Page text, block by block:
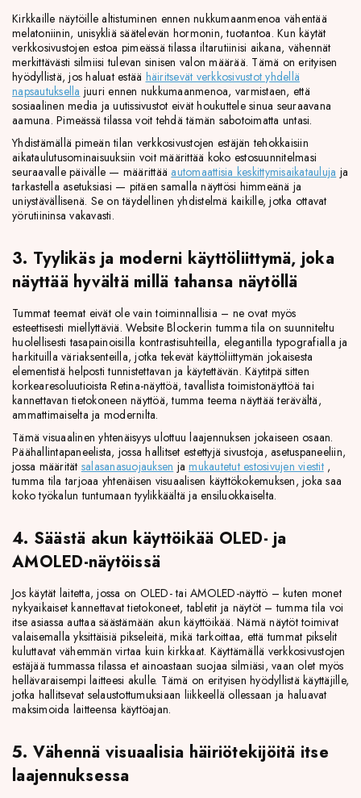
Kirkkaille näytöille altistuminen ennen nukkumaanmenoa vähentää
melatoniinin, unisykliä säätelevän hormonin, tuotantoa. Kun käytät
verkkosivustojen estoa pimeässä tilassa iltarutiinisi aikana, vähennät
merkittävästi silmiisi tulevan sinisen valon määrää. Tämä on erityisen
hyödyllistä, jos haluat estää häiritsevät verkkosivustot yhdellä
napsautuksella juuri ennen nukkumaanmenoa, varmistaen, että
sosiaalinen media ja uutissivustot eivät houkuttele sinua seuraavana
aamuna. Pimeässä tilassa voit tehdä tämän sabotoimatta untasi.
Yhdistämällä pimeän tilan verkkosivustojen estäjän tehokkaisiin
aikataulutusominaisuuksiin voit määrittää koko estosuunnitelmasi
seuraavalle päivälle — määrittää automaattisia keskittymisaikatauluja ja
tarkastella asetuksiasi — pitäen samalla näyttösi himmeänä ja
uniystävällisenä. Se on täydellinen yhdistelmä kaikille, jotka ottavat
yörutiininsa vakavasti.
3. Tyylikäs ja moderni käyttöliittymä, joka
näyttää hyvältä millä tahansa näytöllä
Tummat teemat eivät ole vain toiminnallisia – ne ovat myös
esteettisesti miellyttäviä. Website Blockerin tumma tila on suunniteltu
huolellisesti tasapainoisilla kontrastisuhteilla, elegantilla typografialla ja
harkituilla väriaksenteilla, jotka tekevät käyttöliittymän jokaisesta
elementistä helposti tunnistettavan ja käytettävän. Käytitpä sitten
korkearesoluutioista Retina-näyttöä, tavallista toimistonäyttöä tai
kannettavan tietokoneen näyttöä, tumma teema näyttää terävältä,
ammattimaiselta ja modernilta.
Tämä visuaalinen yhtenäisyys ulottuu laajennuksen jokaiseen osaan.
Päähallintapaneelista, jossa hallitset estettyjä sivustoja, asetuspaneeliin,
jossa määrität salasanasuojauksen jamukautetut estosivujen viestit,
tumma tila tarjoaa yhtenäisen visuaalisen käyttökokemuksen, joka saa
koko työkalun tuntumaan tyylikkäältä ja ensiluokkaiselta.
4. Säästä akun käyttöikää OLED- ja
AMOLED-näytöissä
Jos käytät laitetta, jossa on OLED- tai AMOLED-näyttö – kuten monet
nykyaikaiset kannettavat tietokoneet, tabletit ja näytöt – tumma tila voi
itse asiassa auttaa säästämään akun käyttöikää. Nämä näytöt toimivat
valaisemalla yksittäisiä pikseleitä, mikä tarkoittaa, että tummat pikselit
kuluttavat vähemmän virtaa kuin kirkkaat. Käyttämällä verkkosivustojen
estäjää tummassa tilassa et ainoastaan ​​suojaa silmiäsi, vaan olet myös
hellävaraisempi laitteesi akulle. Tämä on erityisen hyödyllistä käyttäjille,
jotka hallitsevat selaustottumuksiaan liikkeellä ollessaan ja haluavat
maksimoida laitteensa käyttöajan.
5. Vähennä visuaalisia häiriötekijöitä itse
laajennuksessa